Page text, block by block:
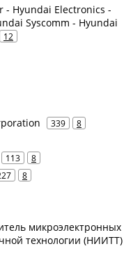
- Hyundai Electronics -
Syscomm - Hyundai
12
339 8
113 8
8
микроэлектронных
технологии (НИИТТ)